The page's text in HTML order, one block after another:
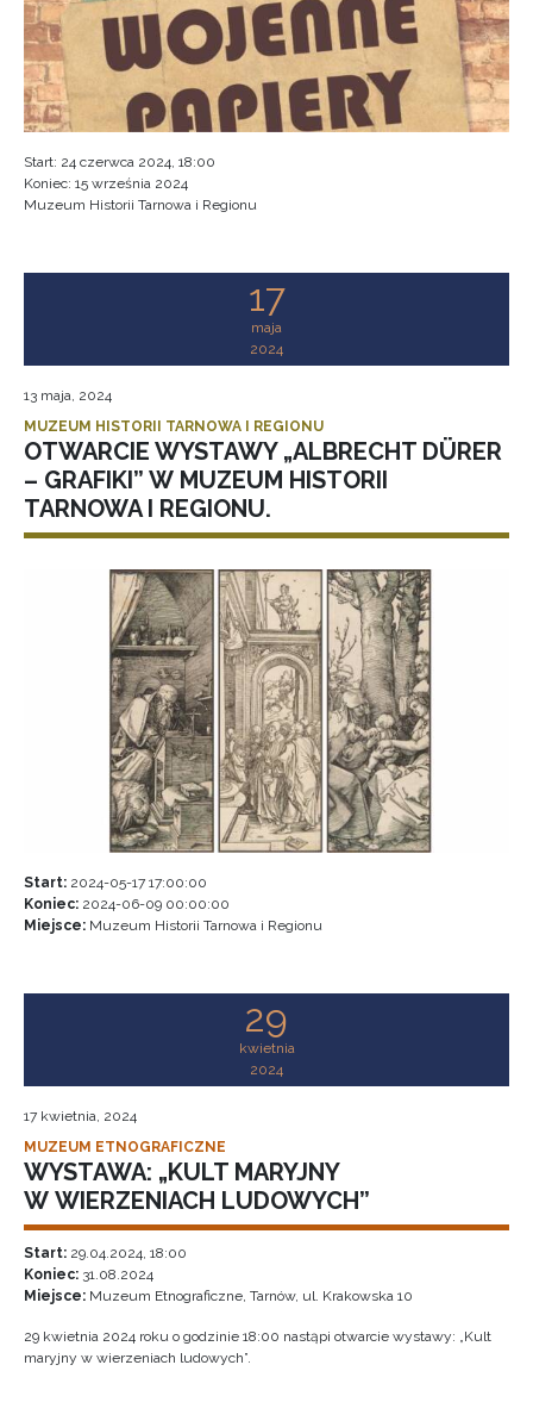
Start: 24 czerwca 2024, 18:00
Koniec: 15 września 2024
Muzeum Historii Tarnowa i Regionu
17
maja
2024
13 maja, 2024
MUZEUM HISTORII TARNOWA I REGIONU
OTWARCIE WYSTAWY „ALBRECHT DÜRER
– GRAFIKI” W MUZEUM HISTORII
TARNOWA I REGIONU.
Start: 2024-05-17 17:00:00
Koniec: 2024-06-09 00:00:00
Miejsce: Muzeum Historii Tarnowa i Regionu
29
kwietnia
2024
17 kwietnia, 2024
MUZEUM ETNOGRAFICZNE
WYSTAWA: „KULT MARYJNY
W WIERZENIACH LUDOWYCH”
Start: 29.04.2024, 18:00
Koniec: 31.08.2024
Miejsce: Muzeum Etnograficzne, Tarnów, ul. Krakowska 10
29 kwietnia 2024 roku o godzinie 18:00 nastąpi otwarcie wystawy: „Kult
maryjny w wierzeniach ludowych”.